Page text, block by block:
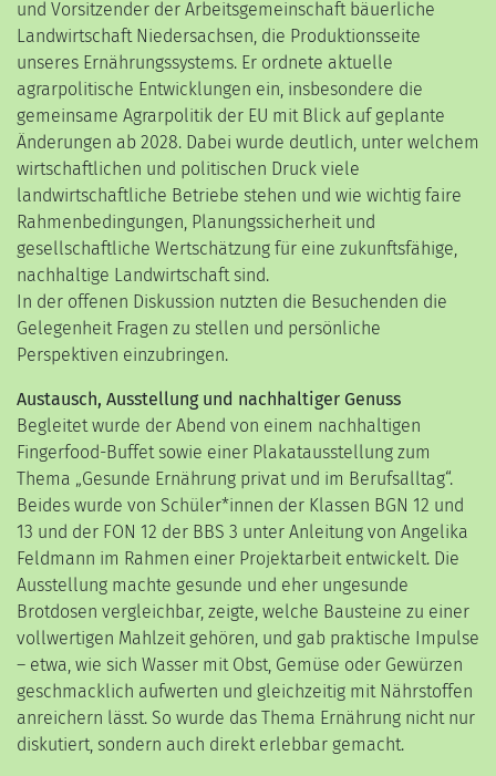
und Vorsitzender der Arbeitsgemeinschaft bäuerliche
Landwirtschaft Niedersachsen, die Produktionsseite
unseres Ernährungssystems. Er ordnete aktuelle
agrarpolitische Entwicklungen ein, insbesondere die
gemeinsame Agrarpolitik der EU mit Blick auf geplante
Änderungen ab 2028. Dabei wurde deutlich, unter welchem
wirtschaftlichen und politischen Druck viele
landwirtschaftliche Betriebe stehen und wie wichtig faire
Rahmenbedingungen, Planungssicherheit und
gesellschaftliche Wertschätzung für eine zukunftsfähige,
nachhaltige Landwirtschaft sind.
In der offenen Diskussion nutzten die Besuchenden die
Gelegenheit Fragen zu stellen und persönliche
Perspektiven einzubringen.
Austausch, Ausstellung und nachhaltiger Genuss
Begleitet wurde der Abend von einem nachhaltigen
Fingerfood-Buffet sowie einer Plakatausstellung zum
Thema „Gesunde Ernährung privat und im Berufsalltag“.
Beides wurde von Schüler*innen der Klassen BGN 12 und
13 und der FON 12 der BBS 3 unter Anleitung von Angelika
Feldmann im Rahmen einer Projektarbeit entwickelt. Die
Ausstellung machte gesunde und eher ungesunde
Brotdosen vergleichbar, zeigte, welche Bausteine zu einer
vollwertigen Mahlzeit gehören, und gab praktische Impulse
– etwa, wie sich Wasser mit Obst, Gemüse oder Gewürzen
geschmacklich aufwerten und gleichzeitig mit Nährstoffen
anreichern lässt. So wurde das Thema Ernährung nicht nur
diskutiert, sondern auch direkt erlebbar gemacht.